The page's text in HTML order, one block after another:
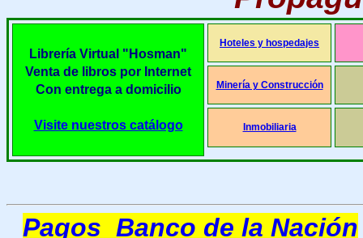
Librería Virtual "Hosman"
Venta de libros por Internet
Con entrega a domicilio
Visite nuestros catálogo
Hoteles y hospedajes
Minería y Construcción
Inmobiliaria
Pagos Banco de la Nación